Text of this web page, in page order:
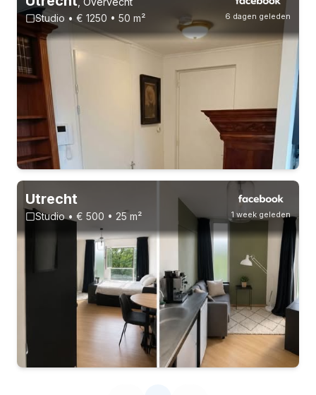
6 dagen geleden
Studio • € 1250 • 50 m²
Zonder inschrijving
1 week geleden
Utrecht
Studio • € 500 • 25 m²